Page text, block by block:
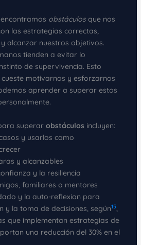
obstáculosque nos
las estrategias correctas,
alcanzar nuestros objetivos.
tienden a evitar lo
de supervivencia. Esto
motivarnos y esforzarnos
aprender a superar estos
superar obstáculos incluyen:
y usarlos como
y alcanzables
y la resiliencia
familiares o mentores
y la auto-reflexion para
y la toma de decisiones, según15,
que implementan estrategias de
una reducción del 30% en el